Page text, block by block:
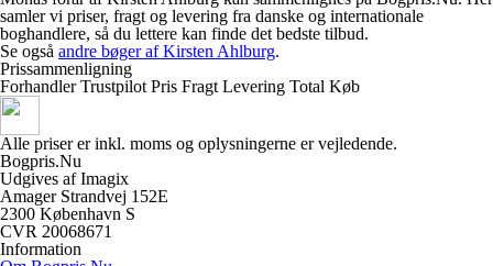
samler vi priser, fragt og levering fra danske og internationale
boghandlere, så du lettere kan finde det bedste tilbud.
Se også andre bøger af Kirsten Ahlburg.
Prissammenligning
Forhandler Trustpilot Pris Fragt Levering Total Køb
Alle priser er inkl. moms og oplysningerne er vejledende.
Bogpris.Nu
Udgives af Imagix
Amager Strandvej 152E
2300 København S
CVR 20068671
Information